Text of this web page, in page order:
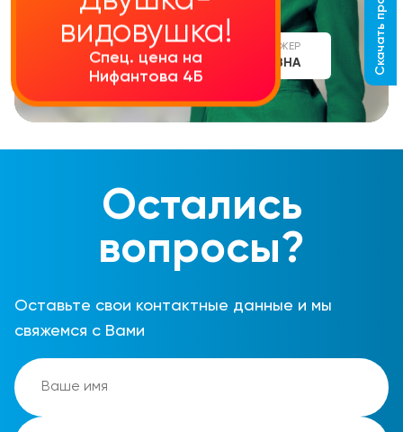
СТАРШИЙ МЕНЕДЖЕР
АЛИНА СЕРГЕЕВНА
Остались
вопросы?
Оставьте свои контактные данные и мы
свяжемся с Вами
видовушка!
Спец. цена на
Нифантова 4Б